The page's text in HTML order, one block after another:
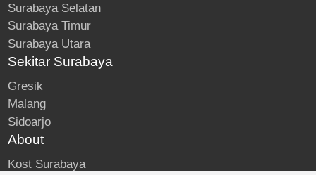
Surabaya Selatan
Surabaya Timur
Surabaya Utara
Sekitar Surabaya
Gresik
Malang
Sidoarjo
About
Kost Surabaya